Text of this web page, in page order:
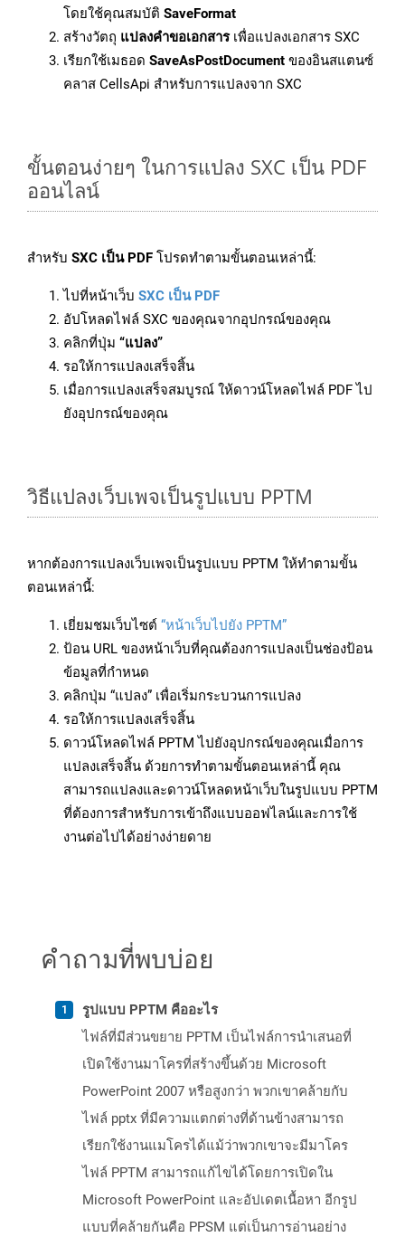
โดยใช้คุณสมบัติ SaveFormat
สร้างวัตถุ แปลงคำขอเอกสารเพื่อแปลงเอกสาร SXC
เรียกใช้เมธอด SaveAsPostDocument ของอินสแตนซ์
คลาส CellsApi สำหรับการแปลงจาก SXC
ขั้นตอนง่ายๆ ในการแปลง SXC เป็น PDF
ออนไลน์
สำหรับ SXC เป็น PDF โปรดทำตามขั้นตอนเหล่านี้:
ไปที่หน้าเว็บ SXC เป็น PDF
อัปโหลดไฟล์ SXC ของคุณจากอุปกรณ์ของคุณ
คลิกที่ปุ่ม “แปลง”
รอให้การแปลงเสร็จสิ้น
เมื่อการแปลงเสร็จสมบูรณ์ ให้ดาวน์โหลดไฟล์ PDF ไป
ยังอุปกรณ์ของคุณ
วิธีแปลงเว็บเพจเป็นรูปแบบ PPTM
หากต้องการแปลงเว็บเพจเป็นรูปแบบ PPTM ให้ทำตามขั้น
ตอนเหล่านี้:
เยี่ยมชมเว็บไซต์ “หน้าเว็บไปยัง PPTM”
ป้อน URL ของหน้าเว็บที่คุณต้องการแปลงเป็นช่องป้อน
ข้อมูลที่กำหนด
คลิกปุ่ม “แปลง” เพื่อเริ่มกระบวนการแปลง
รอให้การแปลงเสร็จสิ้น
ดาวน์โหลดไฟล์ PPTM ไปยังอุปกรณ์ของคุณเมื่อการ
แปลงเสร็จสิ้น ด้วยการทำตามขั้นตอนเหล่านี้ คุณ
สามารถแปลงและดาวน์โหลดหน้าเว็บในรูปแบบ PPTM
ที่ต้องการสำหรับการเข้าถึงแบบออฟไลน์และการใช้
งานต่อไปได้อย่างง่ายดาย
คำถามที่พบบ่อย
รูปแบบ PPTM คืออะไร
ไฟล์ที่มีส่วนขยาย PPTM เป็นไฟล์การนำเสนอที่
เปิดใช้งานมาโครที่สร้างขึ้นด้วย Microsoft
PowerPoint 2007 หรือสูงกว่า พวกเขาคล้ายกับ
ไฟล์ pptx ที่มีความแตกต่างที่ด้านข้างสามารถ
เรียกใช้งานแมโครได้แม้ว่าพวกเขาจะมีมาโคร
ไฟล์ PPTM สามารถแก้ไขได้โดยการเปิดใน
Microsoft PowerPoint และอัปเดตเนื้อหา อีกรูป
แบบที่คล้ายกันคือ PPSM แต่เป็นการอ่านอย่าง